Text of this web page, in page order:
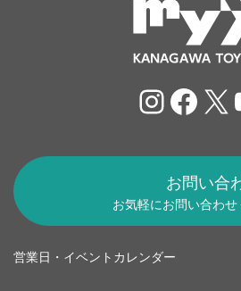
X
お問い合
お気軽にお問い合わせ
営業日・イベントカレンダー